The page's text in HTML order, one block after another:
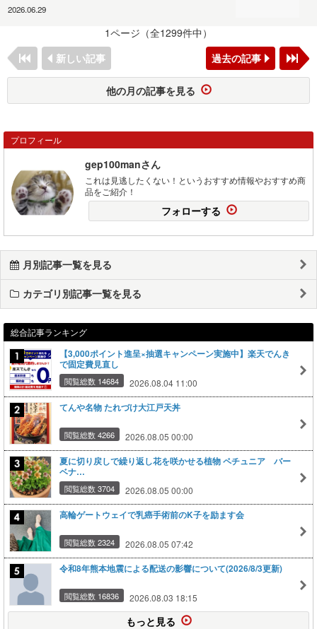
2026.06.29
1ページ（全1299件中）
新しい記事
過去の記事
他の月の記事を見る
プロフィール
gep100manさん
これは見逃したくない！というおすすめ情報やおすすめ商
品をご紹介！
フォローする
月別記事一覧を見る
カテゴリ別記事一覧を見る
総合記事ランキング
【3,000ポイント進呈×抽選キャンペーン実施中】楽天でんき
で固定費見直し
閲覧総数 14684 2026.08.04 11:00
てんや名物 たれづけ大江戸天丼
閲覧総数 4266 2026.08.05 00:00
夏に切り戻しで繰り返し花を咲かせる植物 ペチュニア バー
ベナ…
閲覧総数 3704 2026.08.05 00:00
高輪ゲートウェイで乳癌手術前のK子を励ます会
閲覧総数 2324 2026.08.05 07:42
令和8年熊本地震による配送の影響について(2026/8/3更新)
閲覧総数 16836 2026.08.03 18:15
もっと見る